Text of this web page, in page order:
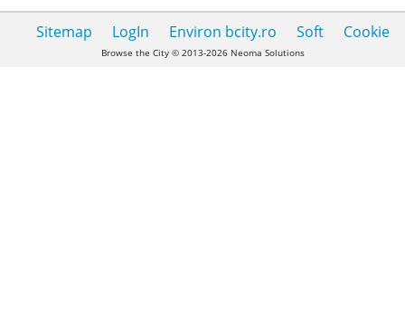
Sitemap LogIn Environ bcity.ro Soft Cookie
Browse the City © 2013-2026 Neoma Solutions